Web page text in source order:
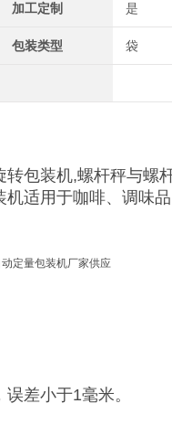
加工定制 是
包装类型 袋
包装机,螺杆秤与螺
适用于咖啡、调味
差小于1毫米。